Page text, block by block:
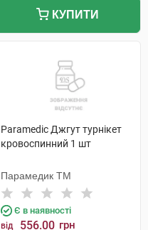
КУПИТИ
Paramedic Джгут турнікет
кровоспинний 1 шт
Парамедик ТМ
Є в наявності
від 556.00 грн